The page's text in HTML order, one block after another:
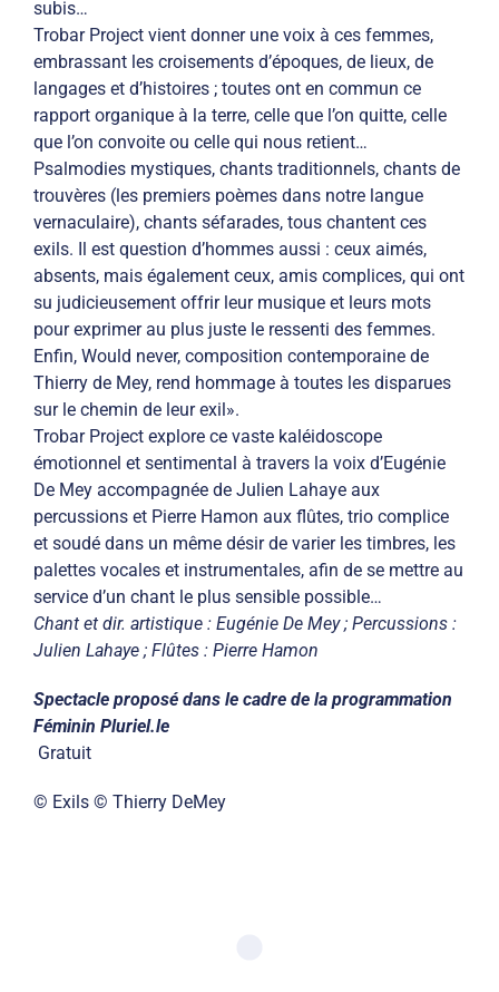
subis…
Trobar Project vient donner une voix à ces femmes,
embrassant les croisements d’époques, de lieux, de
langages et d’histoires ; toutes ont en commun ce
rapport organique à la terre, celle que l’on quitte, celle
que l’on convoite ou celle qui nous retient…
Psalmodies mystiques, chants traditionnels, chants de
trouvères (les premiers poèmes dans notre langue
vernaculaire), chants séfarades, tous chantent ces
exils. Il est question d’hommes aussi : ceux aimés,
absents, mais également ceux, amis complices, qui ont
su judicieusement offrir leur musique et leurs mots
pour exprimer au plus juste le ressenti des femmes.
Enfin, Would never, composition contemporaine de
Thierry de Mey, rend hommage à toutes les disparues
sur le chemin de leur exil».
Trobar Project explore ce vaste kaléidoscope
émotionnel et sentimental à travers la voix d’Eugénie
De Mey accompagnée de Julien Lahaye aux
percussions et Pierre Hamon aux flûtes, trio complice
et soudé dans un même désir de varier les timbres, les
palettes vocales et instrumentales, afin de se mettre au
service d’un chant le plus sensible possible…
Chant et dir. artistique : Eugénie De Mey ; Percussions :
Julien Lahaye ; Flûtes : Pierre Hamon
Spectacle proposé dans le cadre de la programmation
Féminin Pluriel.le
Gratuit
© Exils © Thierry DeMey